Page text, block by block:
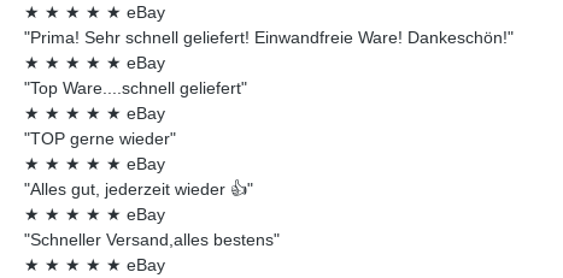
★ ★ ★ ★ ★ eBay
"Prima! Sehr schnell geliefert! Einwandfreie Ware! Dankeschön!"
★ ★ ★ ★ ★ eBay
"Top Ware....schnell geliefert"
★ ★ ★ ★ ★ eBay
"TOP gerne wieder"
★ ★ ★ ★ ★ eBay
"Alles gut, jederzeit wieder 👍"
★ ★ ★ ★ ★ eBay
"Schneller Versand,alles bestens"
★ ★ ★ ★ ★ eBay